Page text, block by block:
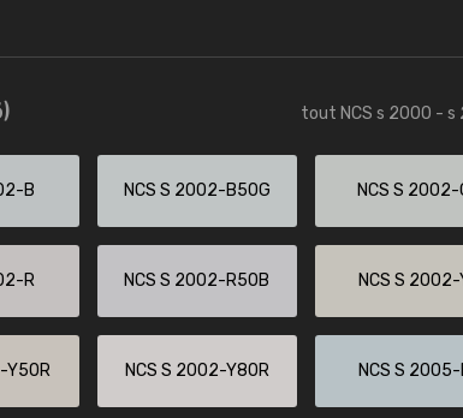
tout NCS s 2000 - s
B NCS S 2002-B50G NCS S 2002-
R NCS S 2002-R50B NCS S 2002-
Y50R NCS S 2002-Y80R NCS S 2005-